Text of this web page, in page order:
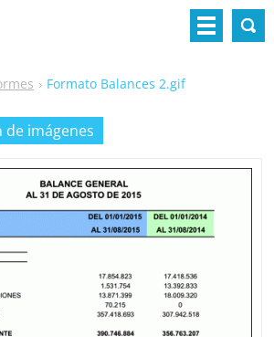
Formato Balances 2.gif
de imágenes